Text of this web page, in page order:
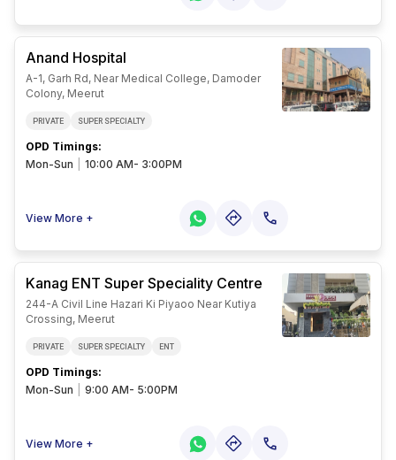
Anand Hospital
A-1, Garh Rd, Near Medical College, Damoder
Colony, Meerut
PRIVATE SUPER SPECIALTY
OPD Timings:
Mon-Sun
10:00 AM- 3:00PM
View More +
Kanag ENT Super Speciality Centre
244-A Civil Line Hazari Ki Piyaoo Near Kutiya
Crossing, Meerut
PRIVATE SUPER SPECIALTY ENT
OPD Timings:
Mon-Sun
9:00 AM- 5:00PM
View More +